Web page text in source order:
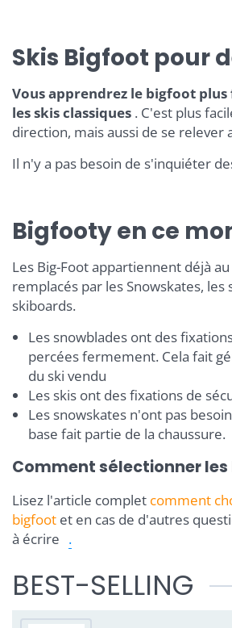
Skis Bigfoot pour
Vous apprendrez le bigfoot
les skis classiques . C'est plus
direction, mais aussi de se relever
Il n'y a pas besoin de s'inquiéter
Bigfooty en ce
Les Big-Foot appartiennent déjà
remplacés par les Snowskates, les
skiboards.
Les snowblades ont des
percées fermement. Cela fait
du ski vendu
Les skis ont des fixations de
Les snowskates n'ont pas
base fait partie de la chaussure.
Comment sélectionner
Lisez l'article complet comment
bigfoot et en cas de d'autres
à écrire .
BEST-SELLING